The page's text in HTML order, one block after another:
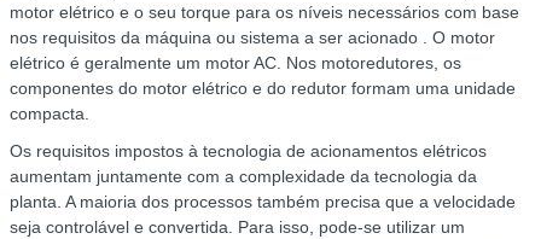
motor elétrico e o seu torque para os níveis necessários com base
nos requisitos da máquina ou sistema a ser acionado . O motor
elétrico é geralmente um motor AC. Nos motoredutores, os
componentes do motor elétrico e do redutor formam uma unidade
compacta.
Os requisitos impostos à tecnologia de acionamentos elétricos
aumentam juntamente com a complexidade da tecnologia da
planta. A maioria dos processos também precisa que a velocidade
seja controlável e convertida. Para isso, pode-se utilizar um